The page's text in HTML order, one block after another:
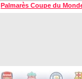
Palmarès Coupe du